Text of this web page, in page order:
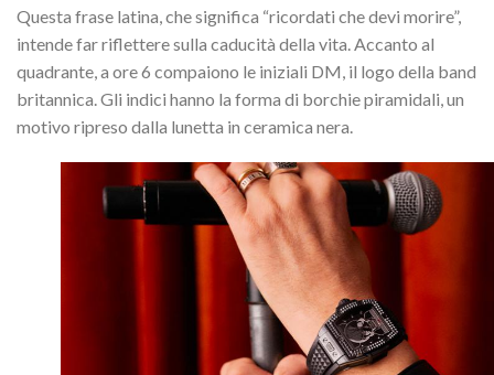
Questa frase latina, che significa “ricordati che devi morire”,
intende far riflettere sulla caducità della vita. Accanto al
quadrante, a ore 6 compaiono le iniziali DM, il logo della band
britannica. Gli indici hanno la forma di borchie piramidali, un
motivo ripreso dalla lunetta in ceramica nera.